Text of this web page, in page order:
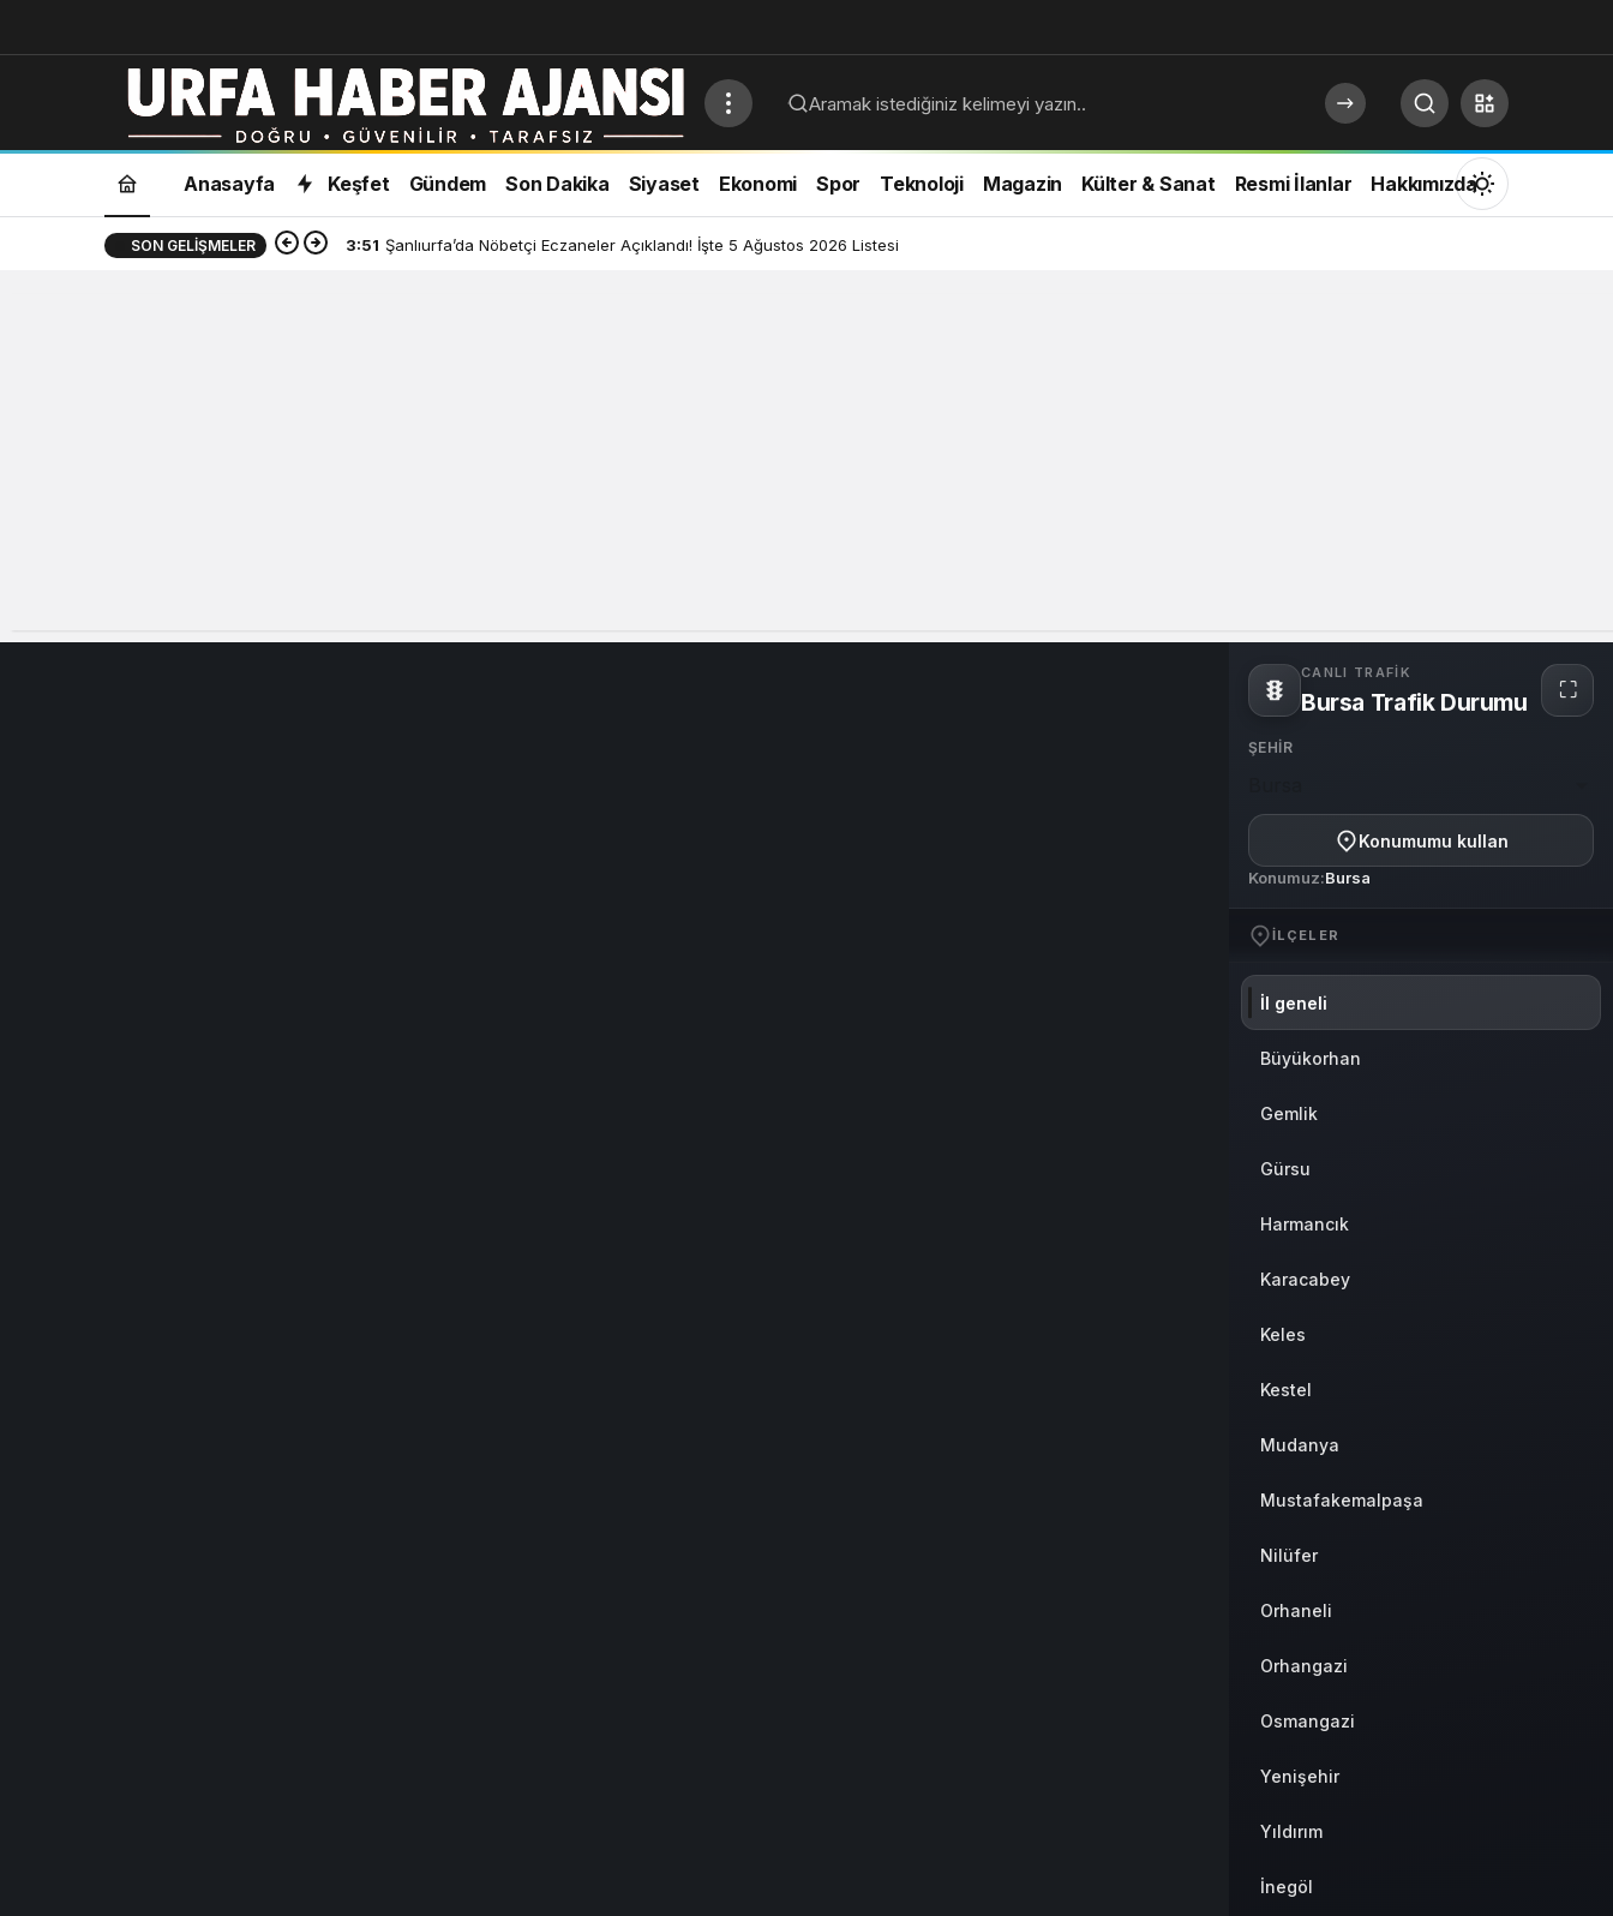
Anasayfa Keşfet Gündem Son Dakika Siyaset Ekonomi Spor Teknoloji Magazin Külter & Sanat Resmi İlanlar HakkımızdaMod
değiştir
SON GELIŞMELER 3:51 Şanlıurfa’da Nöbetçi Eczaneler Açıklandı! İşte 5 Ağustos 2026 Listesi
CANLI TRAFIK
Bursa Trafik Durumu ⛶
Tam
ŞEHIR
Konumumu kullan
Konumuz:Bursa
İLÇELER
İl geneli
Büyükorhan
Gemlik
Gürsu
Harmancık
Karacabey
Keles
Kestel
Mudanya
Mustafakemalpaşa
Nilüfer
Orhaneli
Orhangazi
Osmangazi
Yenişehir
Yıldırım
İnegöl